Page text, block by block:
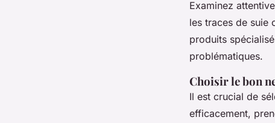
Examinez
les traces de suie
produits
problématiques.
Choisir le bon
Il est crucial de
efficacement,